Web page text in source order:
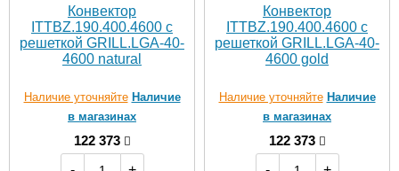
Конвектор
ITTBZ.190.400.4600 с
решеткой GRILL.LGA-40-
4600 natural
Наличие уточняйте Наличие
в магазинах
122 373
Конвектор
ITTBZ.190.400.4600 с
решеткой GRILL.LGA-40-
4600 gold
Наличие уточняйте Наличие
в магазинах
122 373